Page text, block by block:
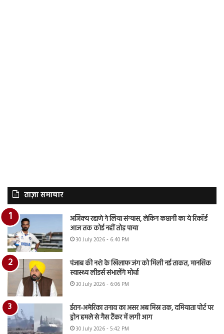
ताज़ा समाचार
अजिंक्य रहाणे ने लिया संन्यास, लेकिन कप्तानी का ये रिकॉर्ड
आज तक कोई नहीं तोड़ पाया
30 July 2026 - 6:40 PM
पंजाब की नशे के खिलाफ जंग को मिली नई ताकत, मानसिक
स्वास्थ्य लीडर्स संभालेंगे मोर्चा
30 July 2026 - 6:06 PM
ईरान-अमेरिका तनाव का असर अब मिस्र तक, दमियाता पोर्ट पर
ड्रोन हमले से गैस टैंकर में लगी आग
30 July 2026 - 5:42 PM